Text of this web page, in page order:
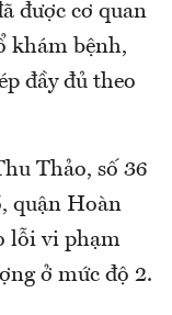
được cơ quan
khám bệnh,
đầy đủ theo
Thảo, số 36
quận Hoàn
lỗi vi phạm
ở mức độ 2.